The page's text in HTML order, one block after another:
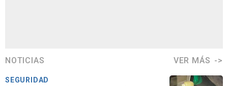
NOTICIAS VER MÁS
SEGURIDAD